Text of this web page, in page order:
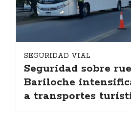
SEGURIDAD VIAL
Seguridad sobre
Bariloche
a transportes